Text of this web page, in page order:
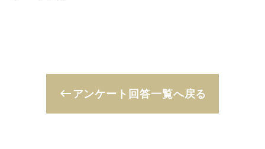
keyboard_backspace アンケート回答一覧へ戻る